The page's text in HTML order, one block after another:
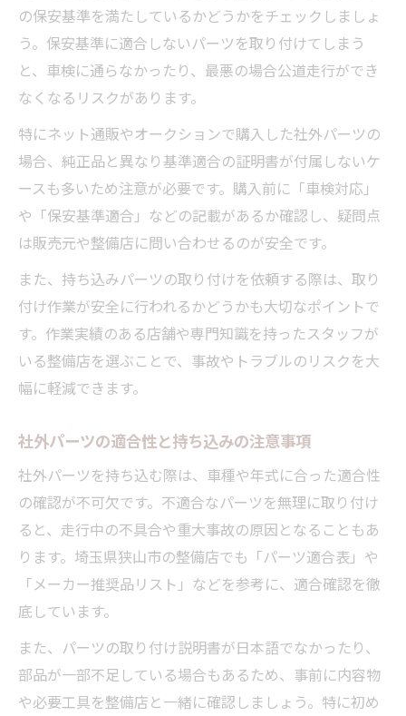
の保安基準を満たしているかどうかをチェックしましょ
う。保安基準に適合しないパーツを取り付けてしまう
と、車検に通らなかったり、最悪の場合公道走行ができ
なくなるリスクがあります。
特にネット通販やオークションで購入した社外パーツの
場合、純正品と異なり基準適合の証明書が付属しないケ
ースも多いため注意が必要です。購入前に「車検対応」
や「保安基準適合」などの記載があるか確認し、疑問点
は販売元や整備店に問い合わせるのが安全です。
また、持ち込みパーツの取り付けを依頼する際は、取り
付け作業が安全に行われるかどうかも大切なポイントで
す。作業実績のある店舗や専門知識を持ったスタッフが
いる整備店を選ぶことで、事故やトラブルのリスクを大
幅に軽減できます。
社外パーツの適合性と持ち込みの注意事項
社外パーツを持ち込む際は、車種や年式に合った適合性
の確認が不可欠です。不適合なパーツを無理に取り付け
ると、走行中の不具合や重大事故の原因となることもあ
ります。埼玉県狭山市の整備店でも「パーツ適合表」や
「メーカー推奨品リスト」などを参考に、適合確認を徹
底しています。
また、パーツの取り付け説明書が日本語でなかったり、
部品が一部不足している場合もあるため、事前に内容物
や必要工具を整備店と一緒に確認しましょう。特に初め